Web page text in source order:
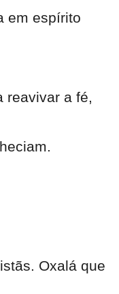
em espírito
reavivar a fé,
Oxalá que